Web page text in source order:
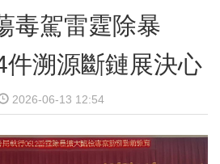
毒駕雷霆除暴
件溯源斷鏈展決心
2026-06-13 12:54